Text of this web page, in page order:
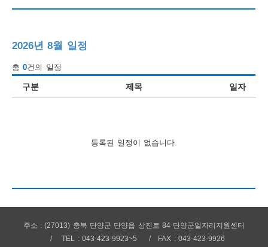
2026년 8월 일정
총0건의 일정
구분 제목 일자
등록된 일정이 없습니다.
주소 : (27013) 충북 단양군 단양읍 상진로 84 단양군일자리지원센터
TEL : 043-423-9923~5
FAX : 043-423-9926